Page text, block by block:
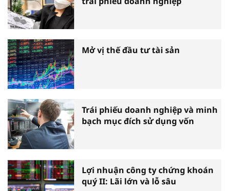
Mở vị thế đầu tư tài sản
Trái phiếu doanh nghiệp và minh
bạch mục đích sử dụng vốn
Lợi nhuận công ty chứng khoán
quý II: Lãi lớn và lỗ sâu